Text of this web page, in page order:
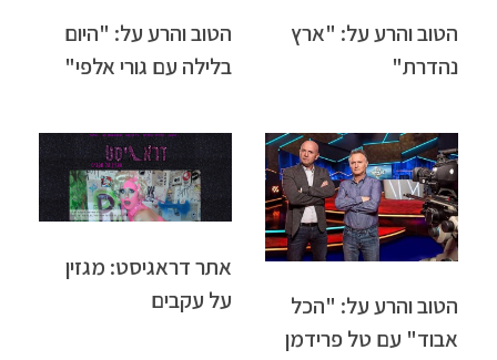
הטוב והרע על: "ארץ
נהדרת"
הטוב והרע על: "היום
בלילה עם גורי אלפי"
הטוב והרע על: "הכל
אבוד" עם טל פרידמן
אתר דראגיסט: מגזין
על עקבים